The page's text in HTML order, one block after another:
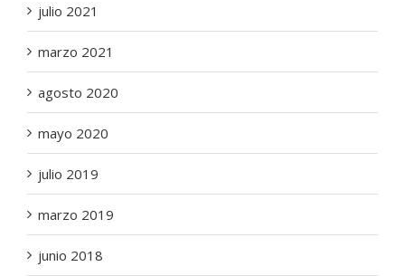
julio 2021
marzo 2021
agosto 2020
mayo 2020
julio 2019
marzo 2019
junio 2018